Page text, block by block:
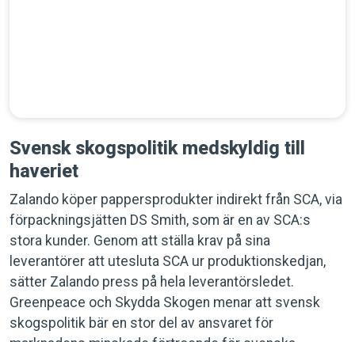
Svensk skogspolitik medskyldig till
haveriet
Zalando köper pappersprodukter indirekt från SCA, via
förpackningsjätten DS Smith, som är en av SCA:s
stora kunder. Genom att ställa krav på sina
leverantörer att utesluta SCA ur produktionskedjan,
sätter Zalando press på hela leverantörsledet.
Greenpeace och Skydda Skogen menar att svensk
skogspolitik bär en stor del av ansvaret för